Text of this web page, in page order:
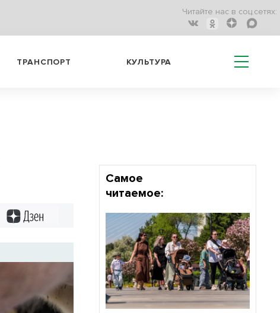
Читайте нас в соц.сетях:
ТРАНСПОРТ КУЛЬТУРА
Самое
читаемое: